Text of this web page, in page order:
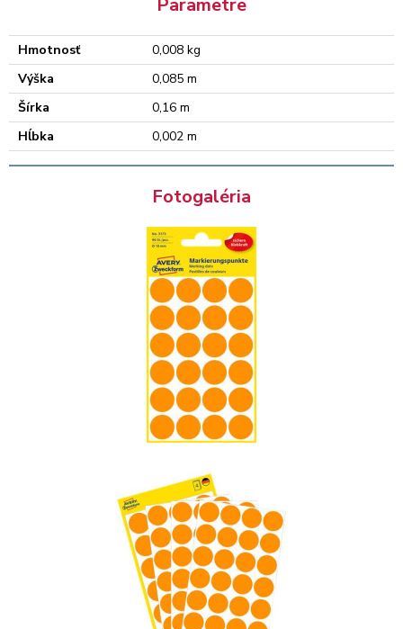
Hmotnosť
0,008 kg
Výška
0,085 m
Šírka
0,16 m
Hĺbka
0,002 m
Fotogaléria